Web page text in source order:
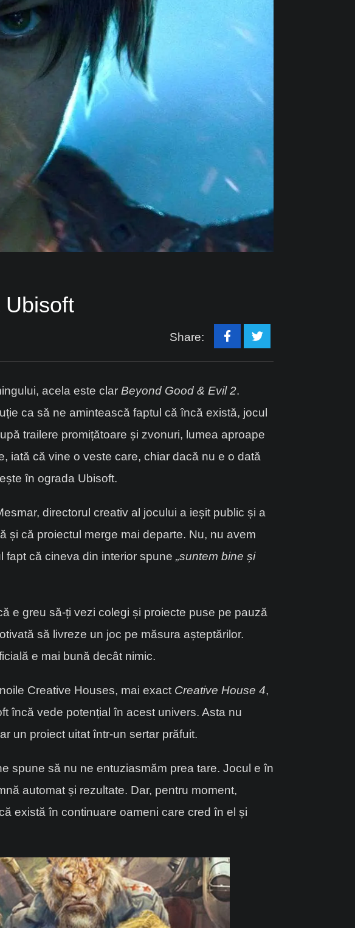
Ubisoft
Share:
acela este clar Beyond Good & Evil 2.
ca să ne amintească faptul că încă există, jocul
trailere promițătoare și zvonuri, lumea aproape
iată că vine o veste care, chiar dacă nu e o dată
în ograda Ubisoft.
directorul creativ al jocului a ieșit public și a
și că proiectul merge mai departe. Nu, nu avem
fapt că cineva din interior spune „suntem bine și
e greu să-ți vezi colegi și proiecte puse pe pauză
să livreze un joc pe măsura așteptărilor.
e mai bună decât nimic.
Creative Houses, mai exact Creative House 4,
încă vede potențial în acest univers. Asta nu
un proiect uitat într-un sertar prăfuit.
spune să nu ne entuziasmăm prea tare. Jocul e în
automat și rezultate. Dar, pentru moment,
există în continuare oameni care cred în el și